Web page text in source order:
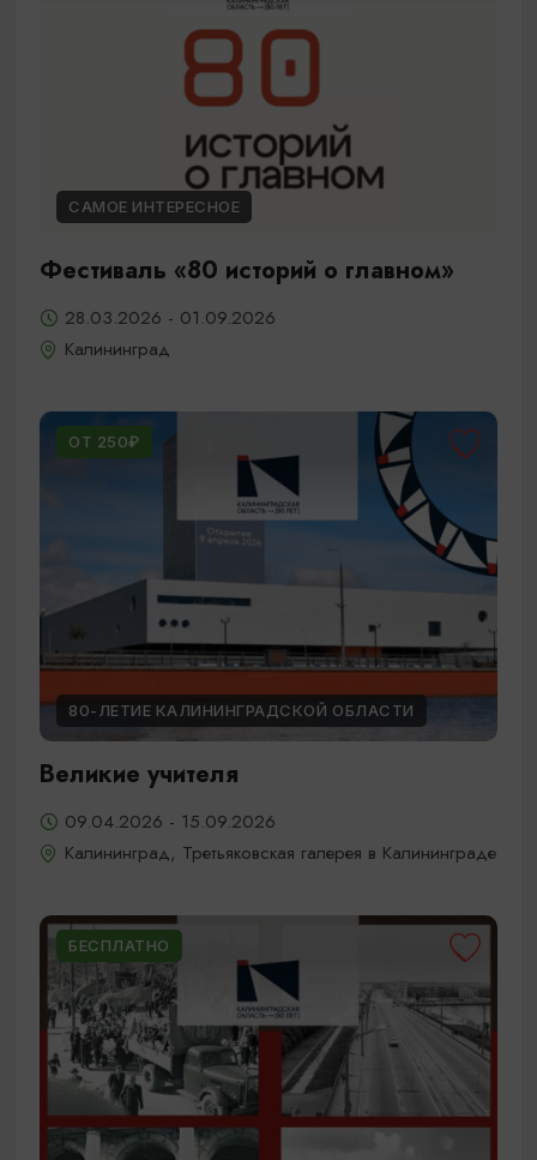
САМОЕ ИНТЕРЕСНОЕ
Фестиваль «80 историй о главном»
28.03.2026 - 01.09.2026
Калининград
ОТ 250₽
80-ЛЕТИЕ КАЛИНИНГРАДСКОЙ ОБЛАСТИ
Великие учителя
09.04.2026 - 15.09.2026
Калининград, Третьяковская галерея в Калининграде
БЕСПЛАТНО